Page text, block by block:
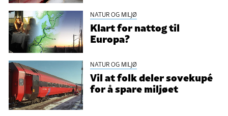
NATUR OG MILJØ
Klart for nattog til
Europa?
NATUR OG MILJØ
Vil at folk deler sovekupé
for å spare miljøet